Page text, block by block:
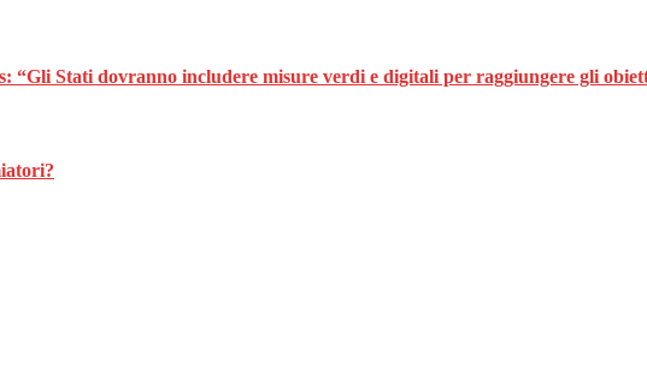
“Gli Stati dovranno includere misure verdi e digitali per raggiungere gli